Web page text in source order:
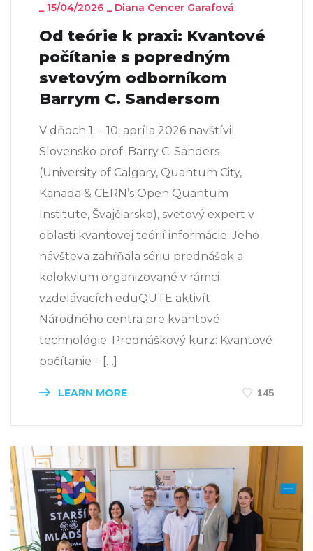
_ 15/04/2026 _ Diana Cencer Garafová
Od teórie k praxi: Kvantové
počítanie s popredným
svetovým odborníkom
Barrym C. Sandersom
V dňoch 1. – 10. apríla 2026 navštívil
Slovensko prof. Barry C. Sanders
(University of Calgary, Quantum City,
Kanada & CERN’s Open Quantum
Institute, Švajčiarsko), svetový expert v
oblasti kvantovej teórií informácie. Jeho
návšteva zahŕňala sériu prednášok a
kolokvium organizované v rámci
vzdelávacích eduQUTE aktivít
Národného centra pre kvantové
technológie. Prednáškový kurz: Kvantové
počítanie – […]
LEARN MORE 145